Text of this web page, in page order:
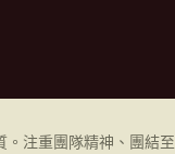
。注重團隊精神、團結至